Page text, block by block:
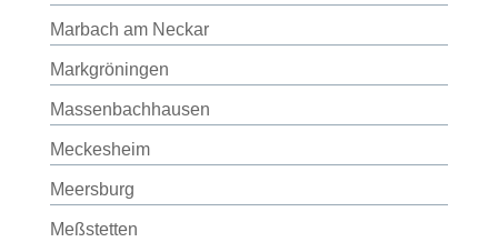
Marbach am Neckar
Markgröningen
Massenbachhausen
Meckesheim
Meersburg
Meßstetten